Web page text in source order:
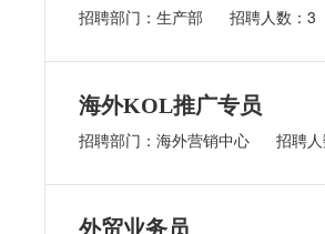
招聘部门：生产部 招聘人数：3
海外KOL推广专员
招聘部门：海外营销中心 招聘
外贸业务员